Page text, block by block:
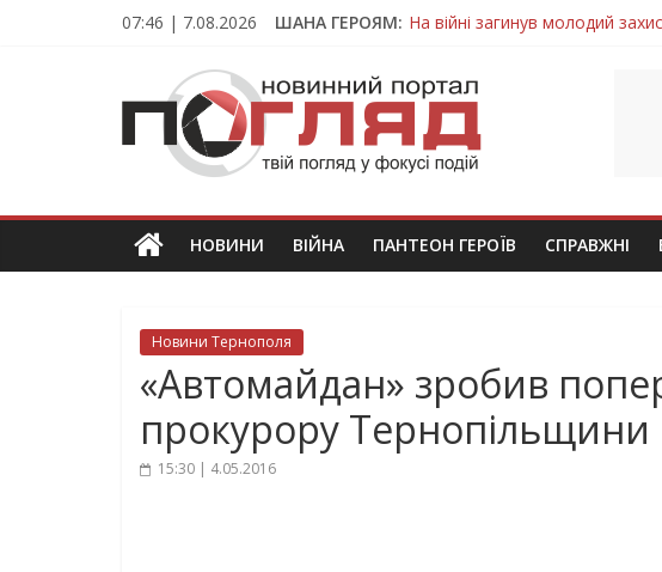
07:46 | 7.08.2026 ШАНА ГЕРОЯМ: На війні загинув молодий
Захисник з Тернопільщини
Тернопільщина в скорботі: на
Вважався зниклим безвісти,
ПОГЛЯД
Новини
Тернополя.
новини
та
НОВИНИ ВІЙНА ПАНТЕОН ГЕРОЇВ СПРАВЖНІ
Новини Тернополя
«Автомайдан» зробив
прокурору Тернопільщини
15:30 | 4.05.2016